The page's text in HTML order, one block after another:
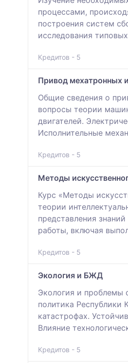
процессами,
построения систем
исследования
Кредитов - 5
Привод мехатронных
Общие сведения о
вопросы теории
двигателей.
Исполнительные
Кредитов - 5
Методы
Курс «Методы
теории
представления
работы, включая
Кредитов - 5
Экология и БЖД
Экология и проблемы
политика Республики
катастрофах.
Влияние
Кредитов - 5